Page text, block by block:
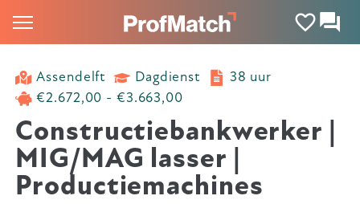
Assendelft Dagdienst
38 uur
€2.672,00 - €3.663,00
Constructiebankwerker |
MIG/MAG lasser |
Productiemachines